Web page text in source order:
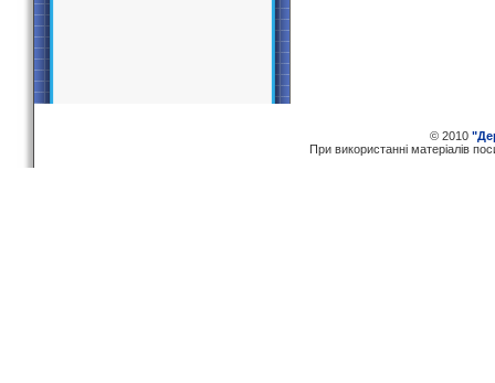
© 2010
При використаннi матерiалiв